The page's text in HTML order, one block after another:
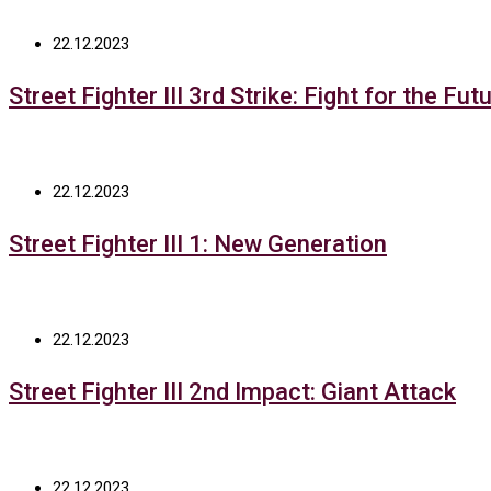
22.12.2023
Street Fighter III 3rd Strike: Fight for the
22.12.2023
Street Fighter III 1: New Generation
22.12.2023
Street Fighter III 2nd Impact: Giant Attack